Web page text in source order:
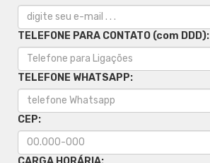
TELEFONE PARA CONTATO (com DDD):
TELEFONE WHATSAPP:
CEP: